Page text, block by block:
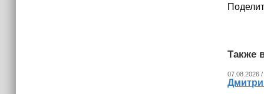
Также
07.08.2026